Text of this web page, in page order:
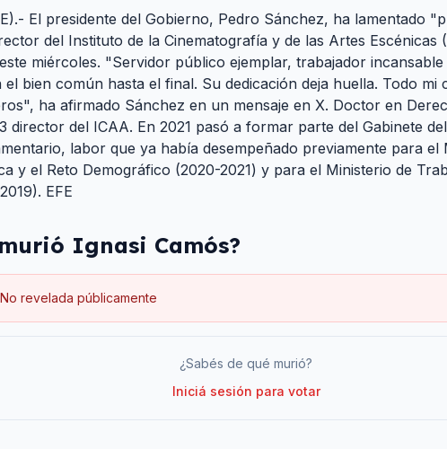
El presidente del Gobierno, Pedro Sánchez, ha lamentado
del Instituto de la Cinematografía y de las Artes Escénicas
miércoles. "Servidor público ejemplar, trabajador
bien común hasta el final. Su dedicación deja huella. Todo mi
ha afirmado Sánchez en un mensaje en X. Doctor en
director del ICAA. En 2021 pasó a formar parte del Gabinete
labor que ya había desempeñado previamente para el
y el Reto Demográfico (2020-2021) y para el Ministerio de
EFE
Ignasi Camós?
No revelada públicamente
¿Sabés de qué murió?
Iniciá sesión para votar